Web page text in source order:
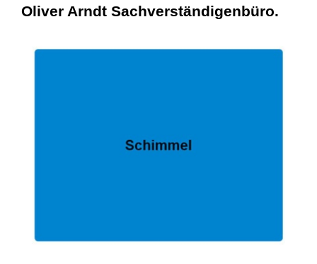
Oliver Arndt Sachverständigenbüro.